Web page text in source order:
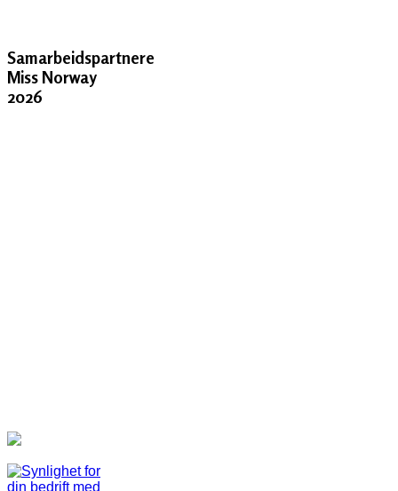
Samarbeidspartnere
Miss Norway
2026